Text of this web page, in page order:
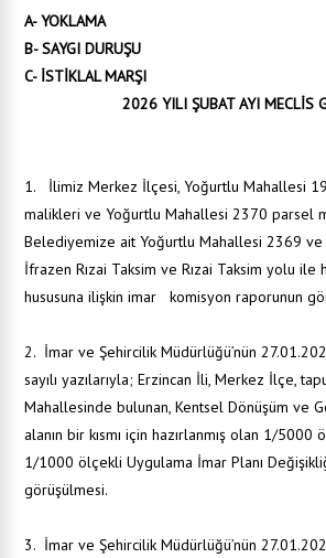
A- YOKLAMA
B- SAYGI DURUŞU
C- İSTİKLAL MARŞI
2026 YILI ŞUBAT AYI MECLİS
1. İlimiz Merkez İlçesi, Yoğurtlu Mahallesi
malikleri ve Yoğurtlu Mahallesi 2370 parsel
Belediyemize ait Yoğurtlu Mahallesi 2369
İfrazen Rızai Taksim ve Rızai Taksim yolu ile
hususuna ilişkin imar komisyon raporunun
2. İmar ve Şehircilik Müdürlüğü’nün
sayılı yazılarıyla; Erzincan İli, Merkez İlçe,
Mahallesinde bulunan, Kentsel Dönüşüm ve
alanın bir kısmı için hazırlanmış olan 1/5000
1/1000 ölçekli Uygulama İmar Planı
görüşülmesi.
3. İmar ve Şehircilik Müdürlüğü’nün